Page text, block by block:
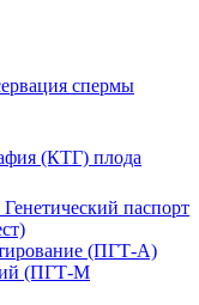
спермы
(КТГ) плода
Генетический паспорт
(ПГТ-А)
(ПГТ-М